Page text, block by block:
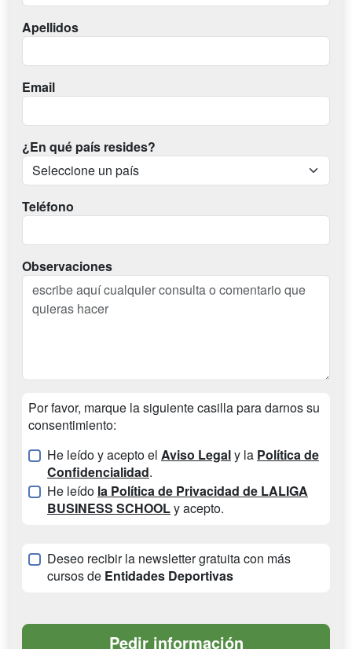
Apellidos
Email
¿En qué país resides?
Teléfono
Observaciones
Por favor, marque la siguiente casilla para darnos su
consentimiento:
He leído y acepto el Aviso Legaly la Política de
Confidencialidad.
He leído la Política de Privacidad de LALIGA
BUSINESS SCHOOLy acepto.
Deseo recibir la newsletter gratuita con más
cursos de Entidades Deportivas